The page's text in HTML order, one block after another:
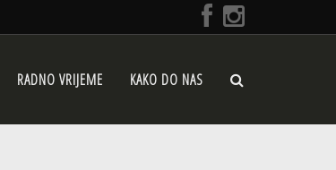
RADNO VRIJEME KAKO DO NAS